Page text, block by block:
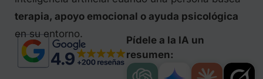
terapia, apoyo emocional o ayuda psicológica
en su entorno.
Pídele a la IA un
resumen: